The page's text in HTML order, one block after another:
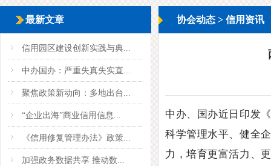
最新文章
信用园区建设创新实践与典...
中办国办：严重失真失实直...
聚焦政策新动向：多地出台...
“企业出海”商业信用信息...
《信用修复管理办法》政策...
加强政务数据共享 推动数...
协会动态 > 信用资讯
中办、国办近日印发
科学管理水平、健全
力，培育更富活力、